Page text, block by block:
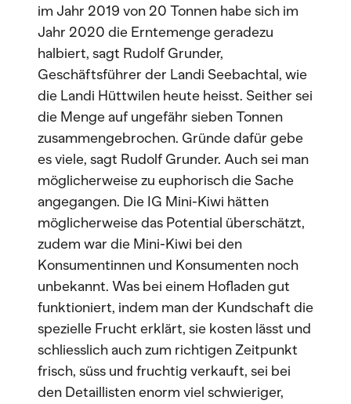
im Jahr 2019 von 20 Tonnen habe sich im
Jahr 2020 die Erntemenge geradezu
halbiert, sagt Rudolf Grunder,
Geschäftsführer der Landi Seebachtal, wie
die Landi Hüttwilen heute heisst. Seither sei
die Menge auf ungefähr sieben Tonnen
zusammengebrochen. Gründe dafür gebe
es viele, sagt Rudolf Grunder. Auch sei man
möglicherweise zu euphorisch die Sache
angegangen. Die IG Mini-Kiwi hätten
möglicherweise das Potential überschätzt,
zudem war die Mini-Kiwi bei den
Konsumentinnen und Konsumenten noch
unbekannt. Was bei einem Hofladen gut
funktioniert, indem man der Kundschaft die
spezielle Frucht erklärt, sie kosten lässt und
schliesslich auch zum richtigen Zeitpunkt
frisch, süss und fruchtig verkauft, sei bei
den Detaillisten enorm viel schwieriger,